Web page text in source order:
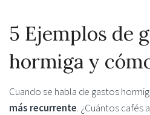
5 Ejemplos de
hormiga y
Cuando se habla de gastos
más recurrente. ¿Cuántos cafés